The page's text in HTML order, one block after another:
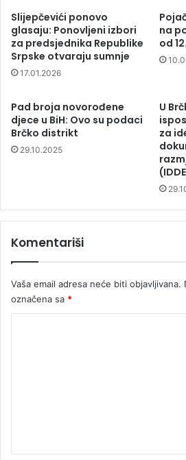
Slijepčevići ponovo
glasaju: Ponovljeni izbori
za predsjednika Republike
Srpske otvaraju sumnje
17.01.2026
na
od
Pad broja novorođene
djece u BiH: Ovo su podaci
Brčko distrikt
29.10.2025
U
za
Komentariši
Vaša email adresa neće biti objavljivana.
označena sa *